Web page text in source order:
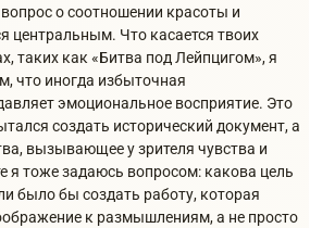
о соотношении красоты и
центральным. Что касается твоих
таких как «Битва под Лейпцигом», я
что иногда избыточная
эмоциональное восприятие. Это
создать исторический документ, а
вызывающее у зрителя чувства и
я тоже задаюсь вопросом: какова цель
было бы создать работу, которая
к размышлениям, а не просто